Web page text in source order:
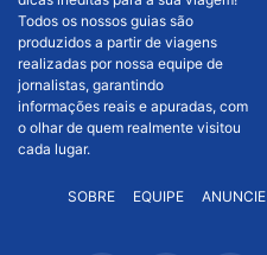
Todos os nossos guias são
produzidos a partir de viagens
realizadas por nossa equipe de
jornalistas, garantindo
informações reais e apuradas, com
o olhar de quem realmente visitou
cada lugar.
SOBRE EQUIPE ANUNCIE